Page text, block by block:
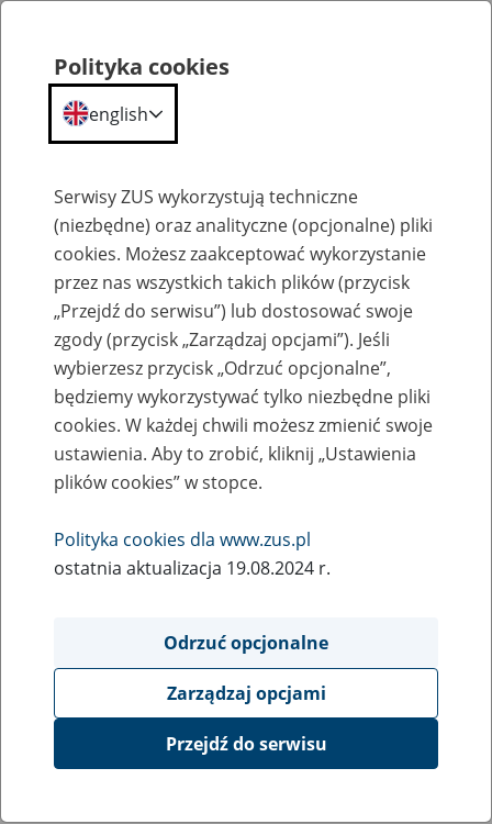
Aktualności
Pracodawcy docenili ZUS
14
ostatnim roku przyniosły szczególne korzyści
polskiej gospodarce, a dodatkowo tworzyły klimat
sprzyjający rozwojowi przedsiębiorczości. Tak
uznała kapituła prestiżowego konkursu "Wektory
2012", przyznając jeden z Wektorów właśnie ZUS-
Polityka cookies
english
Serwisy ZUS wykorzystują techniczne
(niezbędne) oraz analityczne (opcjonalne) pliki
cookies. Możesz zaakceptować wykorzystanie
przez nas wszystkich takich plików (przycisk
„Przejdź do serwisu”) lub dostosować swoje
zgody (przycisk „Zarządzaj opcjami”). Jeśli
wybierzesz przycisk „Odrzuć opcjonalne”,
będziemy wykorzystywać tylko niezbędne pliki
cookies. W każdej chwili możesz zmienić swoje
ustawienia. Aby to zrobić, kliknij „Ustawienia
plików cookies” w stopce.
Polityka cookies dla www.zus.pl
ostatnia aktualizacja 19.08.2024 r.
Odrzuć opcjonalne
Zarządzaj opcjami
Przejdź do serwisu